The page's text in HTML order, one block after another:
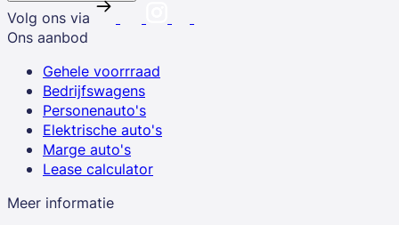
Volg ons via
Ons aanbod
Gehele voorrraad
Bedrijfswagens
Personenauto's
Elektrische auto's
Marge auto's
Lease calculator
Meer informatie